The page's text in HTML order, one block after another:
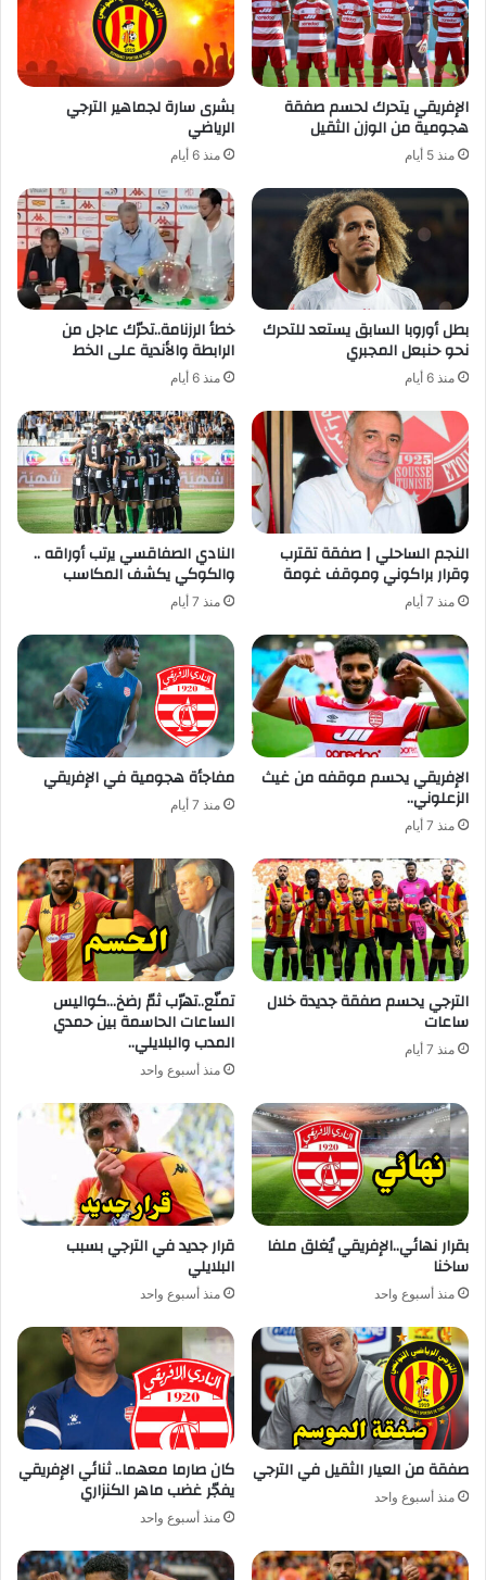
الإفريقي يتحرك لحسم صفقة
هجومية من الوزن الثقيل
منذ 5 أيام
بشرى سارة لجماهير الترجي
الرياضي
منذ 6 أيام
بطل أوروبا السابق يستعد للتحرك
نحو حنبعل المجبري
منذ 6 أيام
خطأ الرزنامة..تحرّك عاجل من
الرابطة والأندية على الخط
منذ 6 أيام
النجم الساحلي | صفقة تقترب
وقرار براكوني وموقف غومة
منذ 7 أيام
النادي الصفاقسي يرتب أوراقه ..
والكوكي يكشف المكاسب
منذ 7 أيام
الإفريقي يحسم موقفه من غيث
الزعلوني..
منذ 7 أيام
مفاجأة هجومية في الإفريقي
منذ 7 أيام
الترجي يحسم صفقة جديدة خلال
ساعات
منذ 7 أيام
تمنّع..تهرّب ثمّ رضخ…كواليس
الساعات الحاسمة بين حمدي
المدب والبلايلي..
منذ أسبوع واحد
بقرار نهائي..الإفريقي يُغلق ملفا
ساخنا
منذ أسبوع واحد
قرار جديد في الترجي بسبب
البلايلي
منذ أسبوع واحد
صفقة من العيار الثقيل في الترجي
منذ أسبوع واحد
كان صارما معهما.. ثنائي الإفريقي
يفجّر غضب ماهر الكنزاري
منذ أسبوع واحد